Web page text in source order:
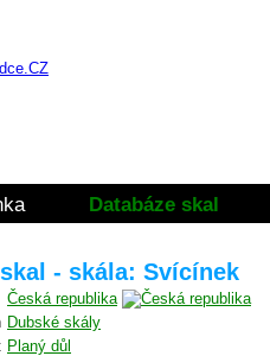
Databáze skal
- skála: Svícínek
Česká republika
Dubské skály
Planý důl